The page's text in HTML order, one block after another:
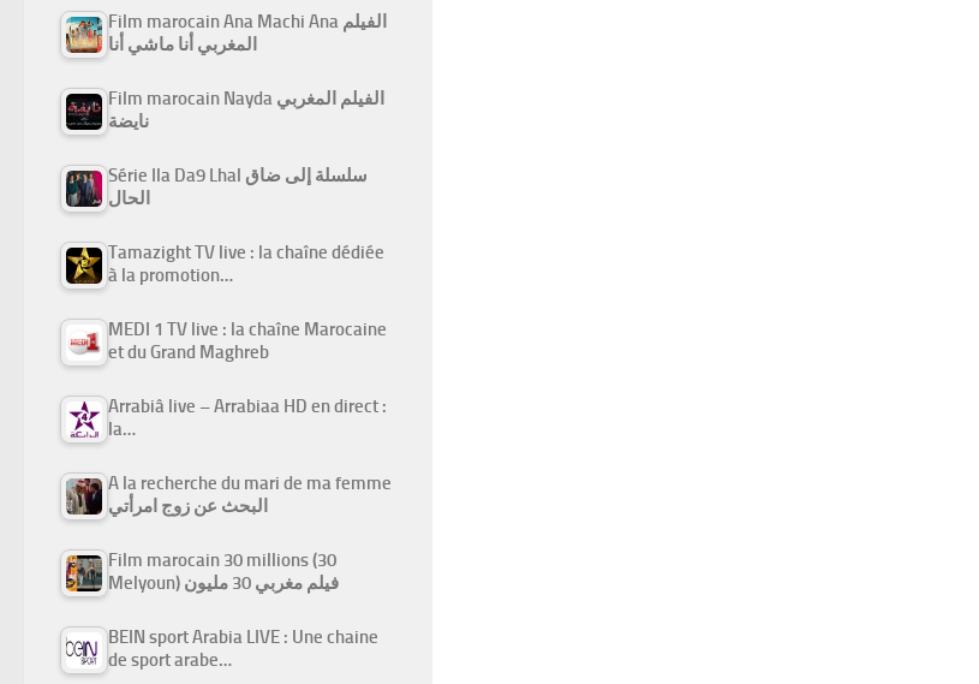
Film marocain Ana Machi Ana الفيلم
المغربي أنا ماشي أنا
Film marocain Nayda الفيلم المغربي
نايضة
Série Ila Da9 Lhal سلسلة إلى ضاق
الحال
Tamazight TV live : la chaîne dédiée
à la promotion…
MEDI 1 TV live : la chaîne Marocaine
et du Grand Maghreb
Arrabiâ live – Arrabiaa HD en direct :
la…
A la recherche du mari de ma femme
البحث عن زوج امرأتي
Film marocain 30 millions (30
Melyoun) فيلم مغربي 30 مليون
BEIN sport Arabia LIVE : Une chaine
de sport arabe…